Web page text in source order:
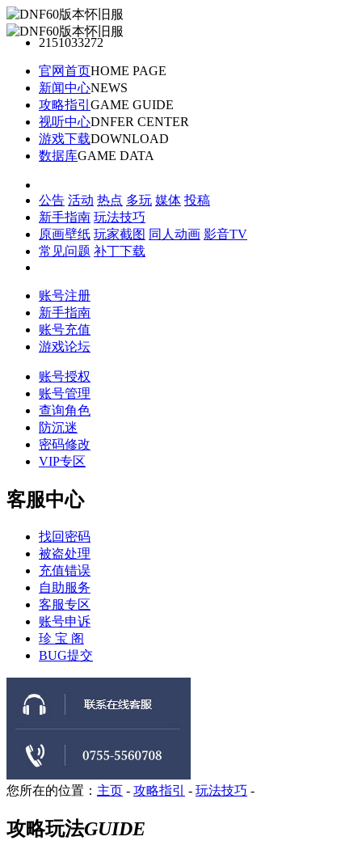
2151033272
官网首页HOME PAGE
新闻中心NEWS
攻略指引GAME GUIDE
视听中心DNFER CENTER
游戏下载DOWNLOAD
数据库GAME DATA
公告 活动 热点 多玩 媒体 投稿
新手指南 玩法技巧
原画壁纸 玩家截图 同人动画 影音TV
常见问题 补丁下载
账号注册
新手指南
账号充值
游戏论坛
账号授权
账号管理
查询角色
防沉迷
密码修改
VIP专区
客服中心
找回密码
被盗处理
充值错误
自助服务
客服专区
账号申诉
珍 宝 阁
BUG提交
您所在的位置： 主页 - 攻略指引 - 玩法技巧 -
攻略玩法GUIDE